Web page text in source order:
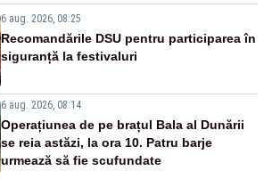
6 aug. 2026, 08:25
Recomandările DSU pentru participarea în
siguranță la festivaluri
6 aug. 2026, 08:14
Operațiunea de pe brațul Bala al Dunării
se reia astăzi, la ora 10. Patru barje
urmează să fie scufundate